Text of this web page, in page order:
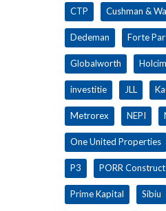
CTP Cushman &
Dedeman Forte
Globalworth Holcim
investitie JLL
Metrorex NEPI
One United Properties
P3 PORR Construct
Prime Kapital Sibiu